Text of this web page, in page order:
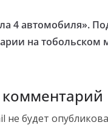
4 автомобиля».
на тобольском
не будет